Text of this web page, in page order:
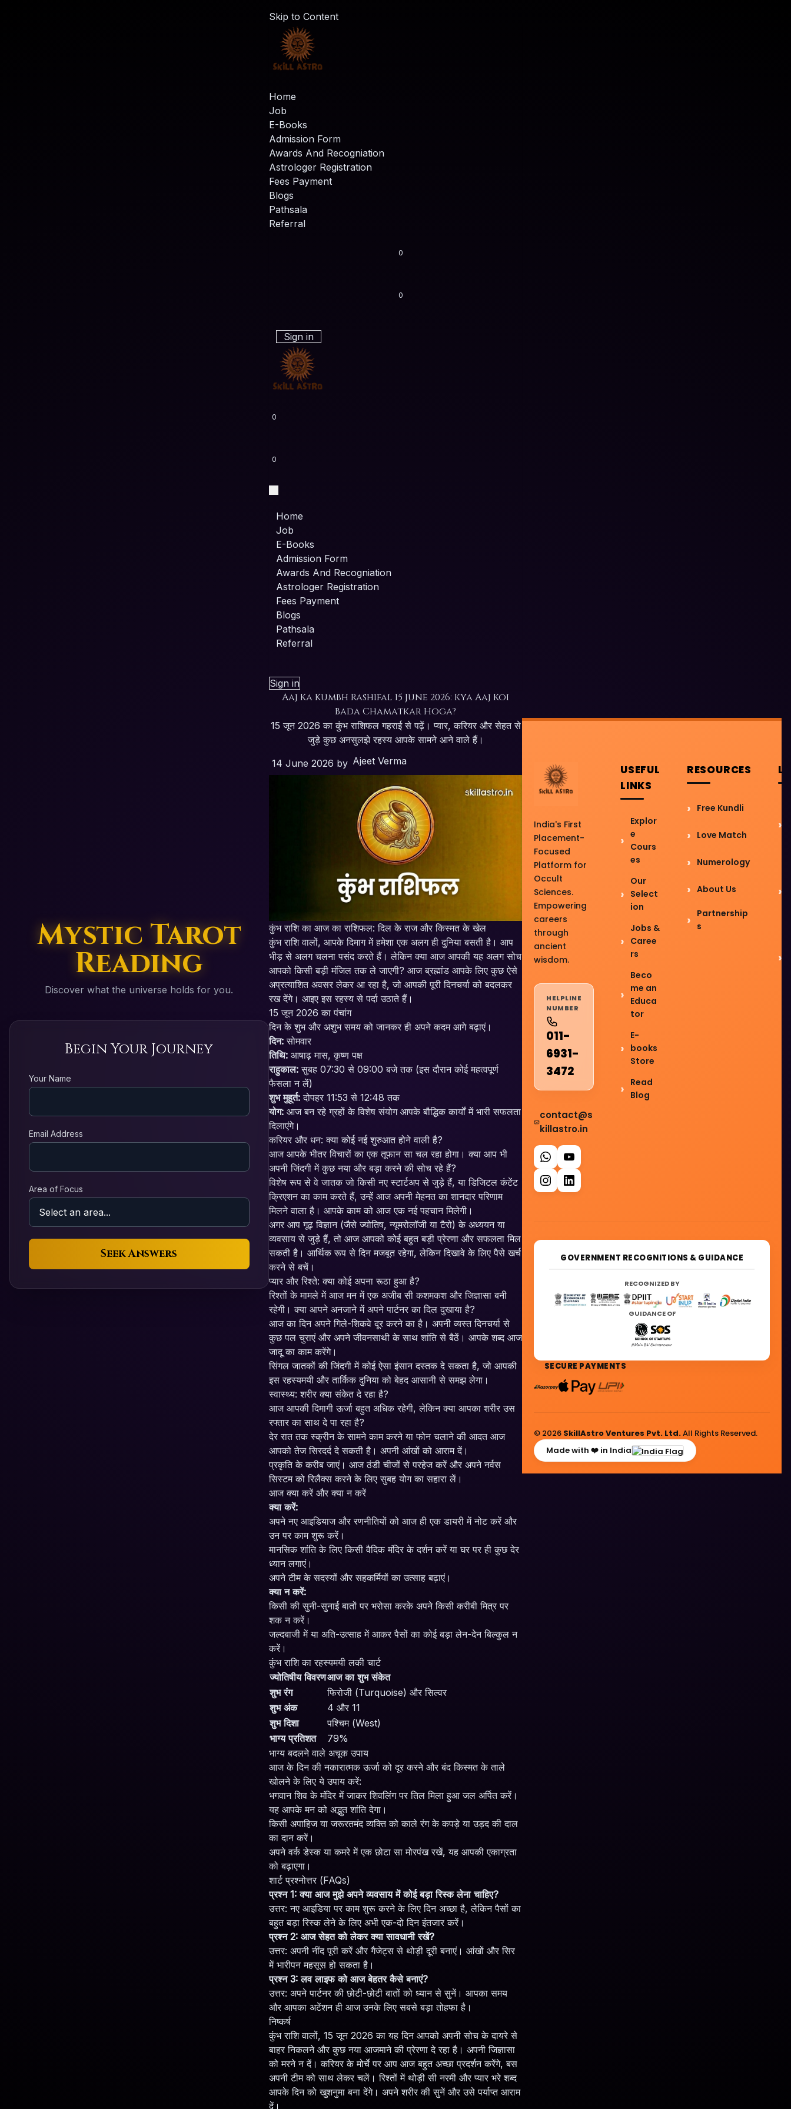
Mystic Tarot
Reading
Discover what the universe holds for you.
Begin Your Journey
Your Name
Email Address
Area of Focus
Seek Answers
Skip to Content
Home
Job
E-Books
Admission Form
Awards And Recogniation
Astrologer Registration
Fees Payment
Blogs
Pathsala
Referral
0
0
Sign in
0
0
Home
Job
E-Books
Admission Form
Awards And Recogniation
Astrologer Registration
Fees Payment
Blogs
Pathsala
Referral
Sign in
Aaj Ka Kumbh Rashifal 15 June 2026: Kya Aaj Koi
Bada Chamatkar Hoga?
15 जून 2026 का कुंभ राशिफल गहराई से पढ़ें। प्यार, करियर और सेहत से
जुड़े कुछ अनसुलझे रहस्य आपके सामने आने वाले हैं।
14 June 2026 by Ajeet Verma
कुंभ राशि का आज का राशिफल: दिल के राज और किस्मत के खेल
कुंभ राशि वालों, आपके दिमाग में हमेशा एक अलग ही दुनिया बसती है। आप
भीड़ से अलग चलना पसंद करते हैं। लेकिन क्या आज आपकी यह अलग सोच
आपको किसी बड़ी मंजिल तक ले जाएगी? आज ब्रह्मांड आपके लिए कुछ ऐसे
अप्रत्याशित अवसर लेकर आ रहा है, जो आपकी पूरी दिनचर्या को बदलकर
रख देंगे। आइए इस रहस्य से पर्दा उठाते हैं।
15 जून 2026 का पंचांग
दिन के शुभ और अशुभ समय को जानकर ही अपने कदम आगे बढ़ाएं।
दिन:सोमवार
तिथि:आषाढ़ मास, कृष्ण पक्ष
राहुकाल:सुबह 07:30 से 09:00 बजे तक (इस दौरान कोई महत्वपूर्ण
फैसला न लें)
शुभ मुहूर्त:दोपहर 11:53 से 12:48 तक
योग:आज बन रहे ग्रहों के विशेष संयोग आपके बौद्धिक कार्यों में भारी सफलता
दिलाएंगे।
करियर और धन: क्या कोई नई शुरुआत होने वाली है?
आज आपके भीतर विचारों का एक तूफान सा चल रहा होगा। क्या आप भी
अपनी जिंदगी में कुछ नया और बड़ा करने की सोच रहे हैं?
विशेष रूप से वे जातक जो किसी नए स्टार्टअप से जुड़े हैं, या डिजिटल कंटेंट
क्रिएशन का काम करते हैं, उन्हें आज अपनी मेहनत का शानदार परिणाम
मिलने वाला है। आपके काम को आज एक नई पहचान मिलेगी।
अगर आप गूढ़ विज्ञान (जैसे ज्योतिष, न्यूमरोलॉजी या टैरो) के अध्ययन या
व्यवसाय से जुड़े हैं, तो आज आपको कोई बहुत बड़ी प्रेरणा और सफलता मिल
सकती है। आर्थिक रूप से दिन मजबूत रहेगा, लेकिन दिखावे के लिए पैसे खर्च
करने से बचें।
प्यार और रिश्ते: क्या कोई अपना रूठा हुआ है?
रिश्तों के मामले में आज मन में एक अजीब सी कशमकश और जिज्ञासा बनी
रहेगी। क्या आपने अनजाने में अपने पार्टनर का दिल दुखाया है?
आज का दिन अपने गिले-शिकवे दूर करने का है। अपनी व्यस्त दिनचर्या से
कुछ पल चुराएं और अपने जीवनसाथी के साथ शांति से बैठें। आपके शब्द आज
जादू का काम करेंगे।
सिंगल जातकों की जिंदगी में कोई ऐसा इंसान दस्तक दे सकता है, जो आपकी
इस रहस्यमयी और तार्किक दुनिया को बेहद आसानी से समझ लेगा।
स्वास्थ्य: शरीर क्या संकेत दे रहा है?
आज आपकी दिमागी ऊर्जा बहुत अधिक रहेगी, लेकिन क्या आपका शरीर उस
रफ्तार का साथ दे पा रहा है?
देर रात तक स्क्रीन के सामने काम करने या फोन चलाने की आदत आज
आपको तेज सिरदर्द दे सकती है। अपनी आंखों को आराम दें।
प्रकृति के करीब जाएं। आज ठंडी चीजों से परहेज करें और अपने नर्वस
सिस्टम को रिलैक्स करने के लिए सुबह योग का सहारा लें।
आज क्या करें और क्या न करें
क्या करें:
अपने नए आइडियाज और रणनीतियों को आज ही एक डायरी में नोट करें और
उन पर काम शुरू करें।
मानसिक शांति के लिए किसी वैदिक मंदिर के दर्शन करें या घर पर ही कुछ देर
ध्यान लगाएं।
अपने टीम के सदस्यों और सहकर्मियों का उत्साह बढ़ाएं।
क्या न करें:
किसी की सुनी-सुनाई बातों पर भरोसा करके अपने किसी करीबी मित्र पर
शक न करें।
जल्दबाजी में या अति-उत्साह में आकर पैसों का कोई बड़ा लेन-देन बिल्कुल न
करें।
कुंभ राशि का रहस्यमयी लकी चार्ट
ज्योतिषीय विवरणआज का शुभ संकेत
शुभ रंग
फिरोजी (Turquoise) और सिल्वर
शुभ अंक
4 और 11
शुभ दिशा
पश्चिम (West)
भाग्य प्रतिशत
79%
भाग्य बदलने वाले अचूक उपाय
आज के दिन की नकारात्मक ऊर्जा को दूर करने और बंद किस्मत के ताले
खोलने के लिए ये उपाय करें:
भगवान शिव के मंदिर में जाकर शिवलिंग पर तिल मिला हुआ जल अर्पित करें।
यह आपके मन को अद्भुत शांति देगा।
किसी अपाहिज या जरूरतमंद व्यक्ति को काले रंग के कपड़े या उड़द की दाल
का दान करें।
अपने वर्क डेस्क या कमरे में एक छोटा सा मोरपंख रखें, यह आपकी एकाग्रता
को बढ़ाएगा।
शार्ट प्रश्नोत्तर (FAQs)
प्रश्न 1: क्या आज मुझे अपने व्यवसाय में कोई बड़ा रिस्क लेना चाहिए?
उत्तर: नए आइडिया पर काम शुरू करने के लिए दिन अच्छा है, लेकिन पैसों का
बहुत बड़ा रिस्क लेने के लिए अभी एक-दो दिन इंतजार करें।
प्रश्न 2: आज सेहत को लेकर क्या सावधानी रखें?
उत्तर: अपनी नींद पूरी करें और गैजेट्स से थोड़ी दूरी बनाएं। आंखों और सिर
में भारीपन महसूस हो सकता है।
प्रश्न 3: लव लाइफ को आज बेहतर कैसे बनाएं?
उत्तर: अपने पार्टनर की छोटी-छोटी बातों को ध्यान से सुनें। आपका समय
और आपका अटेंशन ही आज उनके लिए सबसे बड़ा तोहफा है।
निष्कर्ष
कुंभ राशि वालों, 15 जून 2026 का यह दिन आपको अपनी सोच के दायरे से
बाहर निकलने और कुछ नया आजमाने की प्रेरणा दे रहा है। अपनी जिज्ञासा
को मरने न दें। करियर के मोर्चे पर आप आज बहुत अच्छा प्रदर्शन करेंगे, बस
अपनी टीम को साथ लेकर चलें। रिश्तों में थोड़ी सी नरमी और प्यार भरे शब्द
आपके दिन को खुशनुमा बना देंगे। अपने शरीर की सुनें और उसे पर्याप्त आराम
दें।
India's First
Placement-
Focused
Platform for
Occult
Sciences.
Empowering
careers
through
ancient
wisdom.
HELPLINE
NUMBER
011-
6931-
3472
contact@s
killastro.in
USEFUL
LINKS
Explor
e
Cours
es
Our
Select
ion
Jobs &
Caree
rs
Beco
me an
Educa
tor
E-
books
Store
Read
Blog
RESOURCES
Free Kundli
Love Match
Numerology
About Us
Partnership
s
GOVERNMENT RECOGNITIONS & GUIDANCE
RECOGNIZED BY
GUIDANCE OF
SECURE PAYMENTS
© 2026 SkillAstro Ventures Pvt. Ltd.All Rights Reserved.
Made with ❤️ in India